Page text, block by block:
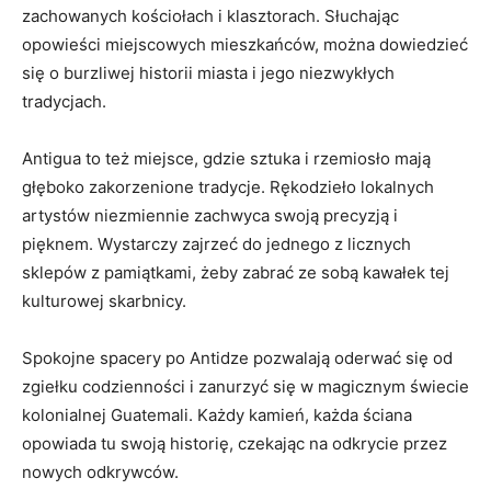
zachowanych kościołach i klasztorach. Słuchając
opowieści miejscowych mieszkańców, można ​dowiedzieć
się o burzliwej historii ‌miasta i ‍jego niezwykłych
tradycjach.
Antigua to też​ miejsce, ​gdzie ⁢sztuka i rzemiosło mają
głęboko zakorzenione tradycje.⁣ Rękodzieło lokalnych
artystów niezmiennie zachwyca swoją precyzją i
pięknem. Wystarczy zajrzeć do jednego z licznych
sklepów z ⁣pamiątkami, żeby zabrać ze sobą⁤ kawałek tej
kulturowej skarbnicy.
Spokojne⁣ spacery po Antidze pozwalają​ oderwać się od
zgiełku codzienności i zanurzyć się w magicznym świecie
kolonialnej Guatemali. ‌Każdy kamień, każda ściana
opowiada tu swoją historię, czekając na odkrycie przez
nowych odkrywców.